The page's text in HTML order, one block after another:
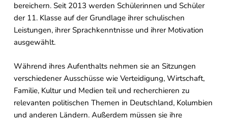
bereichern. Seit 2013 werden Schülerinnen und Schüler
der 11. Klasse auf der Grundlage ihrer schulischen
Leistungen, ihrer Sprachkenntnisse und ihrer Motivation
ausgewählt.
Während ihres Aufenthalts nehmen sie an Sitzungen
verschiedener Ausschüsse wie Verteidigung, Wirtschaft,
Familie, Kultur und Medien teil und recherchieren zu
relevanten politischen Themen in Deutschland, Kolumbien
und anderen Ländern. Außerdem müssen sie ihre